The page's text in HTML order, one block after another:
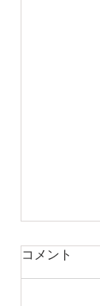
コメント